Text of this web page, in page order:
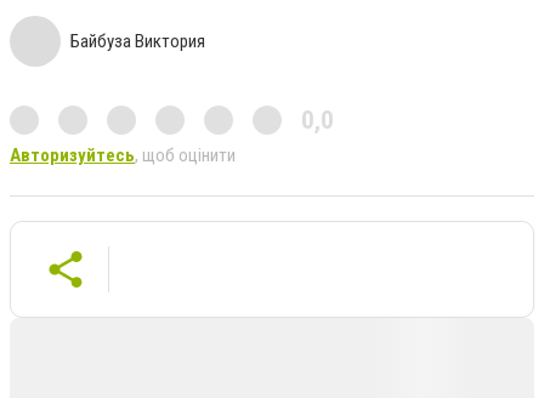
Байбуза Виктория
0,0
Авторизуйтесь, щоб оцінити